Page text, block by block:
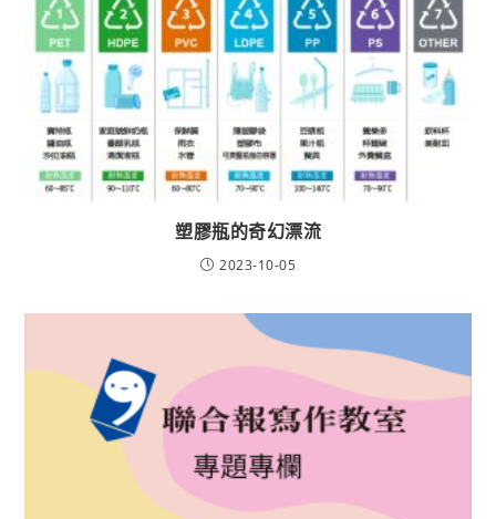
塑膠瓶的奇幻漂流
2023-10-05